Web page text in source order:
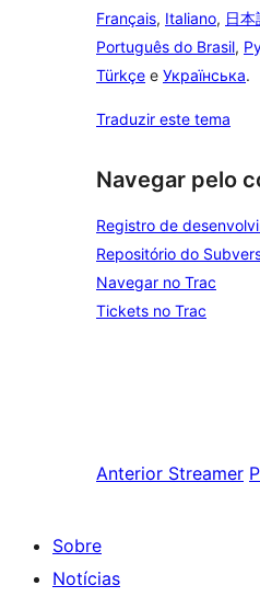
Français, Italiano, 日本
Português do Brasil,
Türkçe e Українська.
Traduzir este tema
Navegar pelo
Registro de
Repositório do
Navegar no Trac
Tickets no Trac
Anterior Streamer
Sobre
Notícias